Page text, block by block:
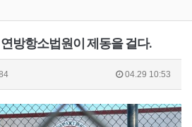
방항소법원이 제동을 걸다.
04.29 10:53